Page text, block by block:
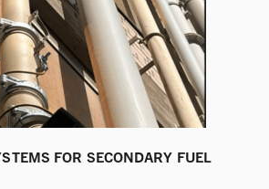
FOR SECONDARY FUEL